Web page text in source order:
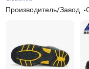
Производитель/Завод